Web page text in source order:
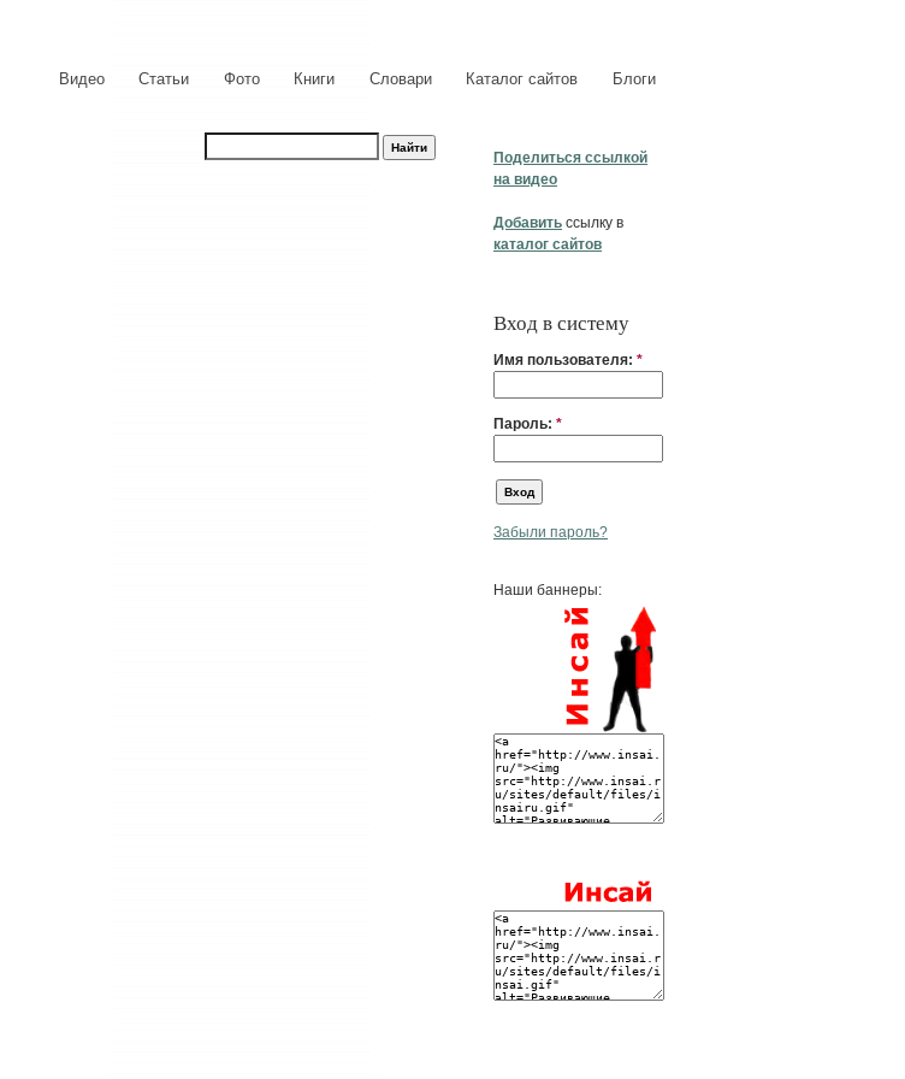
Видео Статьи Фото Книги Словари Каталог сайтов Блоги
Поделиться ссылкой
на видео
Добавить ссылку в
каталог сайтов
Вход в систему
Имя пользователя: *
Пароль: *
Забыли пароль?
Наши баннеры: